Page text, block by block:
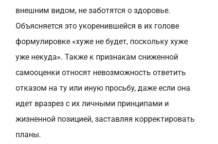
внешним видом, не заботятся о здоровье.
Объясняется это укоренившейся в их голове
формулировке «хуже не будет, поскольку хуже
уже некуда». Также к признакам сниженной
самооценки относят невозможность ответить
отказом на ту или иную просьбу, даже если она
идет вразрез с их личными принципами и
жизненной позицией, заставляя корректировать
планы.